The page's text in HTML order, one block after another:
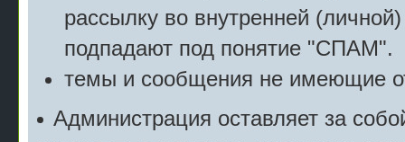
рассылку во внутренней
подпадают под понятие "СПАМ".
темы и сообщения не имеющие
Администрация оставляет за